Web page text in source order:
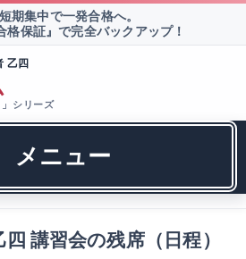
期集中で一発合格へ。
格保証』で完全バックアップ！
乙四
シリーズ
メニュー
講習会の残席（日程）